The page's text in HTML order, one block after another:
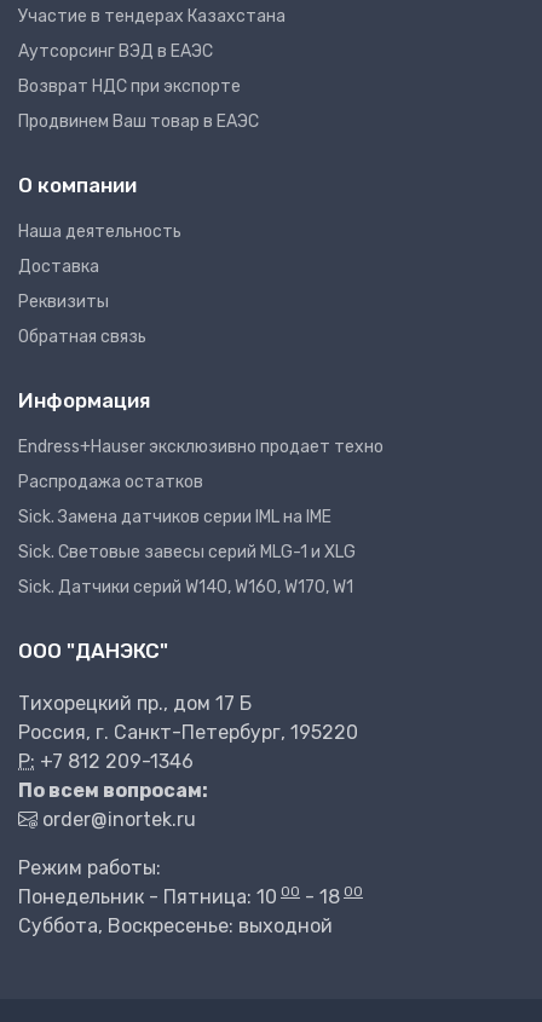
Участие в тендерах Казахстана
Аутсорсинг ВЭД в ЕАЭС
Возврат НДС при экспорте
Продвинем Ваш товар в ЕАЭС
О компании
Наша деятельность
Доставка
Реквизиты
Обратная связь
Информация
Endress+Hauser эксклюзивно продает техно
Распродажа остатков
Sick. Замена датчиков серии IML на IME
Sick. Световые завесы серий MLG-1 и XLG
Sick. Датчики серий W140, W160, W170, W1
ООО "ДАНЭКС"
Тихорецкий пр., дом 17 Б
Россия, г. Санкт-Петербург, 195220
P: +7 812 209-1346
По всем вопросам:
order@inortek.ru
Режим работы:
Понедельник - Пятница: 10 00 - 18 00
Суббота, Воскресенье: выходной